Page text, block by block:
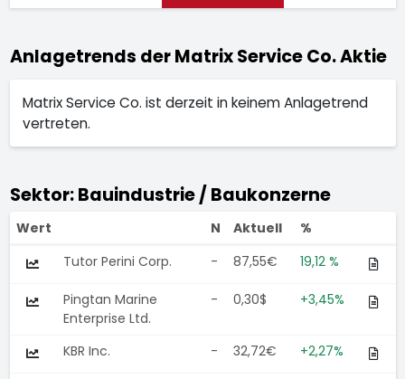
Anlagetrends der Matrix Service Co. Aktie
Matrix Service Co. ist derzeit in keinem Anlagetrend
vertreten.
Sektor: Bauindustrie / Baukonzerne
Wert N Aktuell
%
Tutor Perini Corp.
- 87,55€ 19,12 %
Pingtan Marine
Enterprise Ltd.
- 0,30$ +3,45%
KBR Inc. - 32,72€ +2,27%